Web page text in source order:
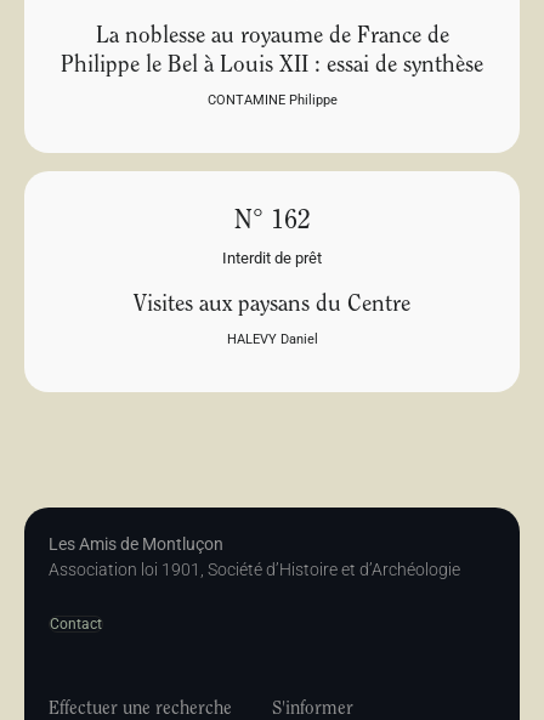
La noblesse au royaume de France de
Philippe le Bel à Louis XII : essai de synthèse
CONTAMINE Philippe
N° 162
Interdit de prêt
Visites aux paysans du Centre
HALEVY Daniel
Les Amis de Montluçon
Association loi 1901, Société d’Histoire et d’Archéologie
Contact
Effectuer une recherche S'informer